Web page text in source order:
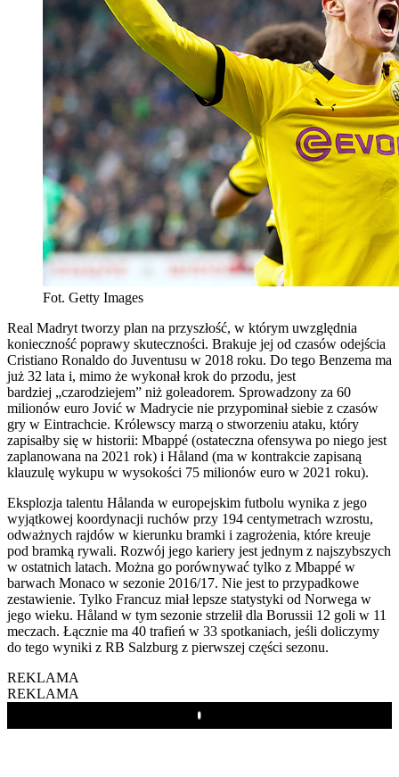
Fot. Getty Images
Real Madryt tworzy plan na przyszłość, w którym uwzględnia
konieczność poprawy skuteczności. Brakuje jej od czasów odejścia
Cristiano Ronaldo do Juventusu w 2018 roku. Do tego Benzema ma
już 32 lata i, mimo że wykonał krok do przodu, jest
bardziej „czarodziejem” niż goleadorem. Sprowadzony za 60
milionów euro Jović w Madrycie nie przypominał siebie z czasów
gry w Eintrachcie. Królewscy marzą o stworzeniu ataku, który
zapisałby się w historii: Mbappé (ostateczna ofensywa po niego jest
zaplanowana na 2021 rok) i Håland (ma w kontrakcie zapisaną
klauzulę wykupu w wysokości 75 milionów euro w 2021 roku).
Eksplozja talentu Hålanda w europejskim futbolu wynika z jego
wyjątkowej koordynacji ruchów przy 194 centymetrach wzrostu,
odważnych rajdów w kierunku bramki i zagrożenia, które kreuje
pod bramką rywali. Rozwój jego kariery jest jednym z najszybszych
w ostatnich latach. Można go porównywać tylko z Mbappé w
barwach Monaco w sezonie 2016/17. Nie jest to przypadkowe
zestawienie. Tylko Francuz miał lepsze statystyki od Norwega w
jego wieku. Håland w tym sezonie strzelił dla Borussii 12 goli w 11
meczach. Łącznie ma 40 trafień w 33 spotkaniach, jeśli doliczymy
do tego wyniki z RB Salzburg z pierwszej części sezonu.
REKLAMA
REKLAMA
Play